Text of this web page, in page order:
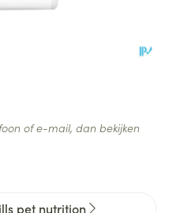
of e-mail, dan bekijken
pet nutrition